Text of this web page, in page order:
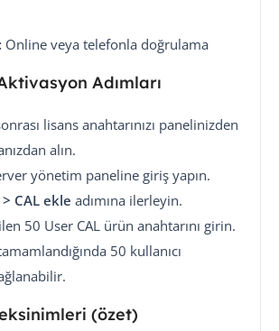
Online veya telefonla doğrulama
Adımları
lisans anahtarınızı panelinizden
alın.
yönetim paneline giriş yapın.
CAL ekle adımına ilerleyin.
50 User CAL ürün anahtarını girin.
50 kullanıcı
(özet)